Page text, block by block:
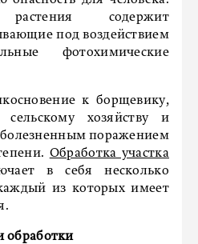
содержит
под воздействием
фотохимические
к борщевику,
хозяйству и
болезненным поражением
Обработка участка
в себя несколько
из которых имеет
обработки